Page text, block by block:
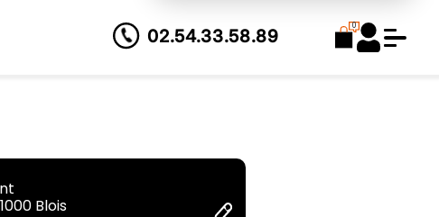
02.54.33.58.89
0
Blois